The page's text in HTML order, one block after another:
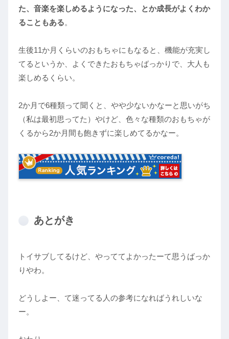
た、音楽を楽しめるようになった、とか成長がよくわか
ることもある。
生後11か月くらいのおもちゃにもなると、機能が充実し
てるというか、よくできたおもちゃばっかりで、大人も
楽しめるくらい。
2か月で6種類って聞くと、やや少ないかなーと思いがち
（私は最初思ってた）やけど、色々な種類のおもちゃが
くるから2か月間も飽きずに楽しめてるかなー。
あとがき
トイサブしてるけど、やっててよかったーて思うばっか
りやわ。
どうしよー、て迷ってる人の参考になればうれしいな
ー。